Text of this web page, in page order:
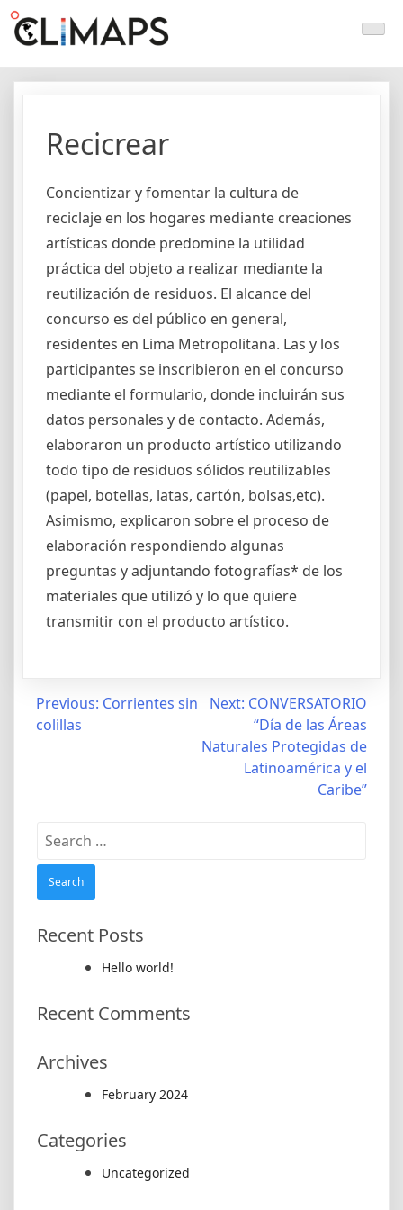
Skip
Climaps.org
Mapas de acción climática en Latinoamérica y el caribe
Recicrear
Concientizar y fomentar la cultura de
reciclaje en los hogares mediante creaciones
artísticas donde predomine la utilidad
práctica del objeto a realizar mediante la
reutilización de residuos. El alcance del
concurso es del público en general,
residentes en Lima Metropolitana. Las y los
participantes se inscribieron en el concurso
mediante el formulario, donde incluirán sus
datos personales y de contacto. Además,
elaboraron un producto artístico utilizando
todo tipo de residuos sólidos reutilizables
(papel, botellas, latas, cartón, bolsas,etc).
Asimismo, explicaron sobre el proceso de
elaboración respondiendo algunas
preguntas y adjuntando fotografías* de los
materiales que utilizó y lo que quiere
transmitir con el producto artístico.
Post
navigation
Previous: Corrientes sin
colillas
Next: CONVERSATORIO
“Día de las Áreas
Naturales Protegidas de
Latinoamérica y el
Caribe”
Search
for:
Recent Posts
Hello world!
Recent Comments
Archives
February 2024
Categories
Uncategorized